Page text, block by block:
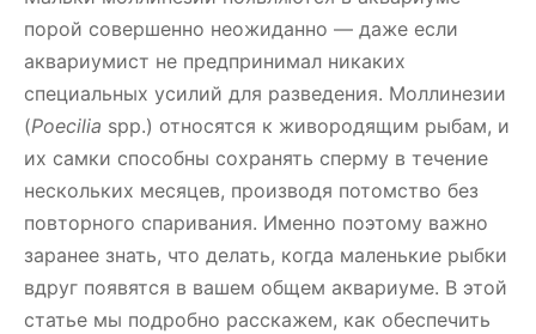
порой совершенно неожиданно — даже если
аквариумист не предпринимал никаких
специальных усилий для разведения. Моллинезии
(Poecilia spp.) относятся к живородящим рыбам, и
их самки способны сохранять сперму в течение
нескольких месяцев, производя потомство без
повторного спаривания. Именно поэтому важно
заранее знать, что делать, когда маленькие рыбки
вдруг появятся в вашем общем аквариуме. В этой
статье мы подробно расскажем, как обеспечить